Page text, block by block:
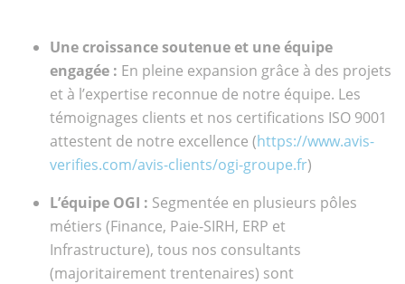
Une croissance soutenue et une équipe
engagée : En pleine expansion grâce à des projets
et à l’expertise reconnue de notre équipe. Les
témoignages clients et nos certifications ISO 9001
attestent de notre excellence (https://www.avis-
verifies.com/avis-clients/ogi-groupe.fr)
L’équipe OGI : Segmentée en plusieurs pôles
métiers (Finance, Paie-SIRH, ERP et
Infrastructure), tous nos consultants
(majoritairement trentenaires) sont